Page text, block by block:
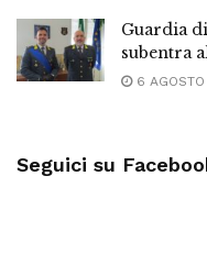
Guardia
subentra
6
Seguici su